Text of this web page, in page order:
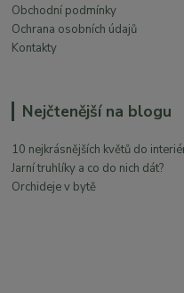
Obchodní podmínky
Ochrana osobních údajů
Kontakty
Nejčtenější na blogu
10 nejkrásnějších květů do
Jarní truhlíky a co do nich dát?
Orchideje v bytě